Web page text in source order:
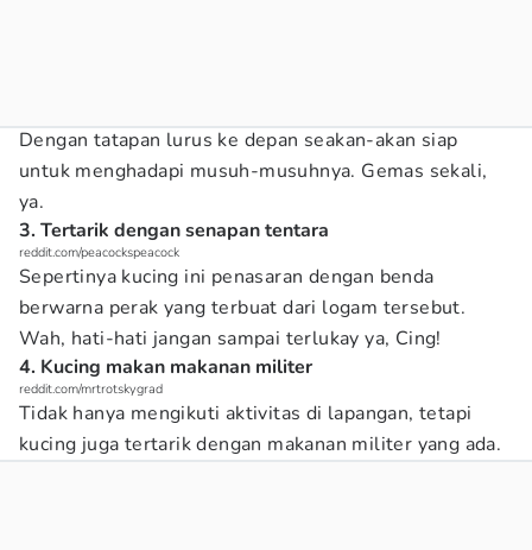
Dengan tatapan lurus ke depan seakan-akan siap
untuk menghadapi musuh-musuhnya. Gemas sekali,
ya.
3. Tertarik dengan senapan tentara
reddit.com/peacockspeacock
Sepertinya kucing ini penasaran dengan benda
berwarna perak yang terbuat dari logam tersebut.
Wah, hati-hati jangan sampai terlukay ya, Cing!
4. Kucing makan makanan militer
reddit.com/mrtrotskygrad
Tidak hanya mengikuti aktivitas di lapangan, tetapi
kucing juga tertarik dengan makanan militer yang ada.